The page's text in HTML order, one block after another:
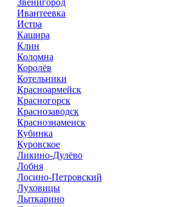
Звенигород
Ивантеевка
Истра
Кашира
Клин
Коломна
Королёв
Котельники
Красноармейск
Красногорск
Краснозаводск
Краснознаменск
Кубинка
Куровское
Ликино-Дулёво
Лобня
Лосино-Петровский
Луховицы
Лыткарино